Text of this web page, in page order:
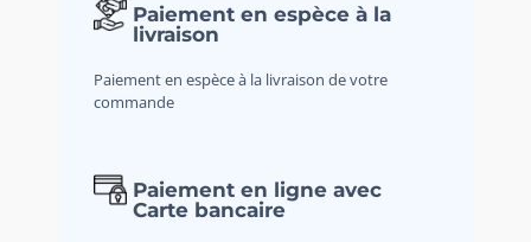
Paiement en espèce à la
livraison
Paiement en espèce à la livraison de votre
commande
Paiement en ligne avec
Carte bancaire